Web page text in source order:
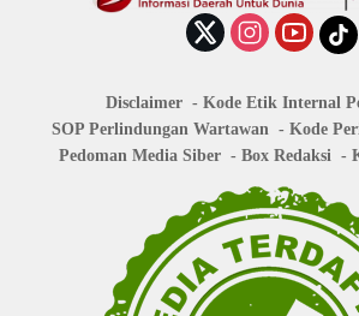
Disclaimer
Kode Etik Internal
SOP Perlindungan Wartawan
Kode
Pedoman Media Siber
Box Redaksi